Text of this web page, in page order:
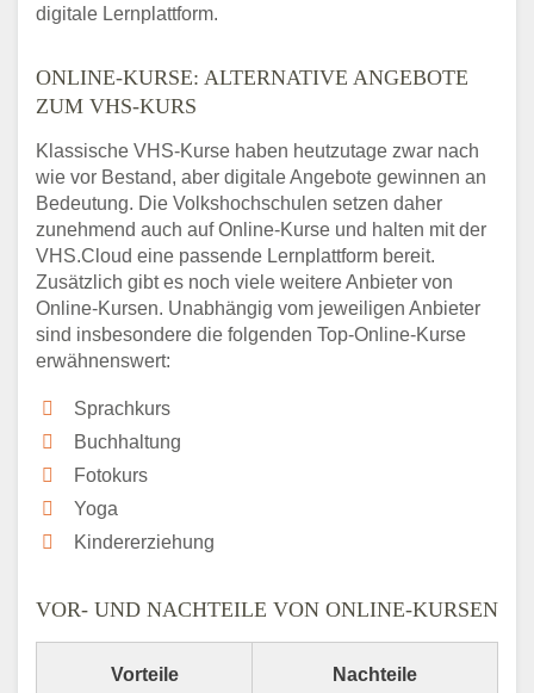
digitale Lernplattform.
ONLINE-KURSE: ALTERNATIVE ANGEBOTE
ZUM VHS-KURS
Klassische VHS-Kurse haben heutzutage zwar nach
wie vor Bestand, aber digitale Angebote gewinnen an
Bedeutung. Die Volkshochschulen setzen daher
zunehmend auch auf Online-Kurse und halten mit der
VHS.Cloud eine passende Lernplattform bereit.
Zusätzlich gibt es noch viele weitere Anbieter von
Online-Kursen. Unabhängig vom jeweiligen Anbieter
sind insbesondere die folgenden Top-Online-Kurse
erwähnenswert:
Sprachkurs
Buchhaltung
Fotokurs
Yoga
Kindererziehung
VOR- UND NACHTEILE VON ONLINE-KURSEN
Vorteile Nachteile